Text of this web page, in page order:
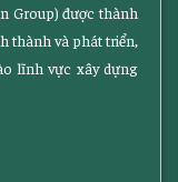
Group) được thành
thành và phát triển,
lĩnh vực xây dựng